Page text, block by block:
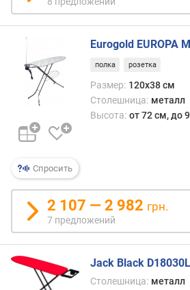
Спросить
Eurogold EUROPA
полка розетка
Размер: 120х38 см
Столешница: металл
Высота: от 72 см, до
2 107 — 2 982 грн.
7 предложений
Jack Black D18030L
Столешница: металл